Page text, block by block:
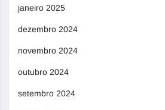
janeiro 2025
dezembro 2024
novembro 2024
outubro 2024
setembro 2024